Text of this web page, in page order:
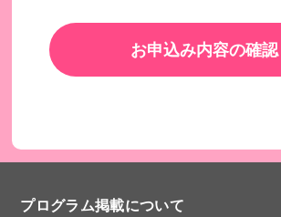
お申込み内容の確認
プログラム掲載について